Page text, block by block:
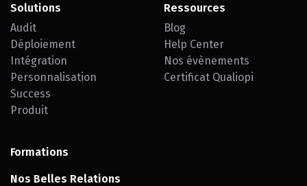
Solutions
Audit
Déploiement
Intégration
Personnalisation
Success
Produit
Formations
Nos Belles Relations
Ressources
Blog
Help Center
Nos évènements
Certificat Qualiopi